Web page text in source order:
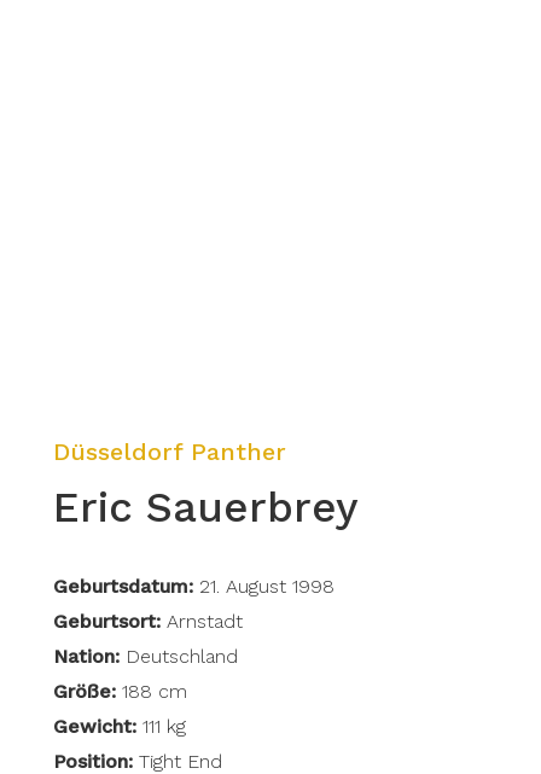
Düsseldorf Panther
Eric Sauerbrey
Geburtsdatum: 21. August 1998
Geburtsort: Arnstadt
Nation:Deutschland
Größe:188 cm
Gewicht:111 kg
Position:Tight End